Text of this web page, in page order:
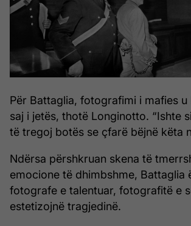
Për Battaglia, fotografimi i mafies u
saj i jetës, thotë Longinotto. “Ishte
të tregoj botës se çfarë bëjnë këta
Ndërsa përshkruan skena të
emocione të dhimbshme, Battaglia
fotografe e talentuar, fotografitë e
estetizojnë tragjedinë.